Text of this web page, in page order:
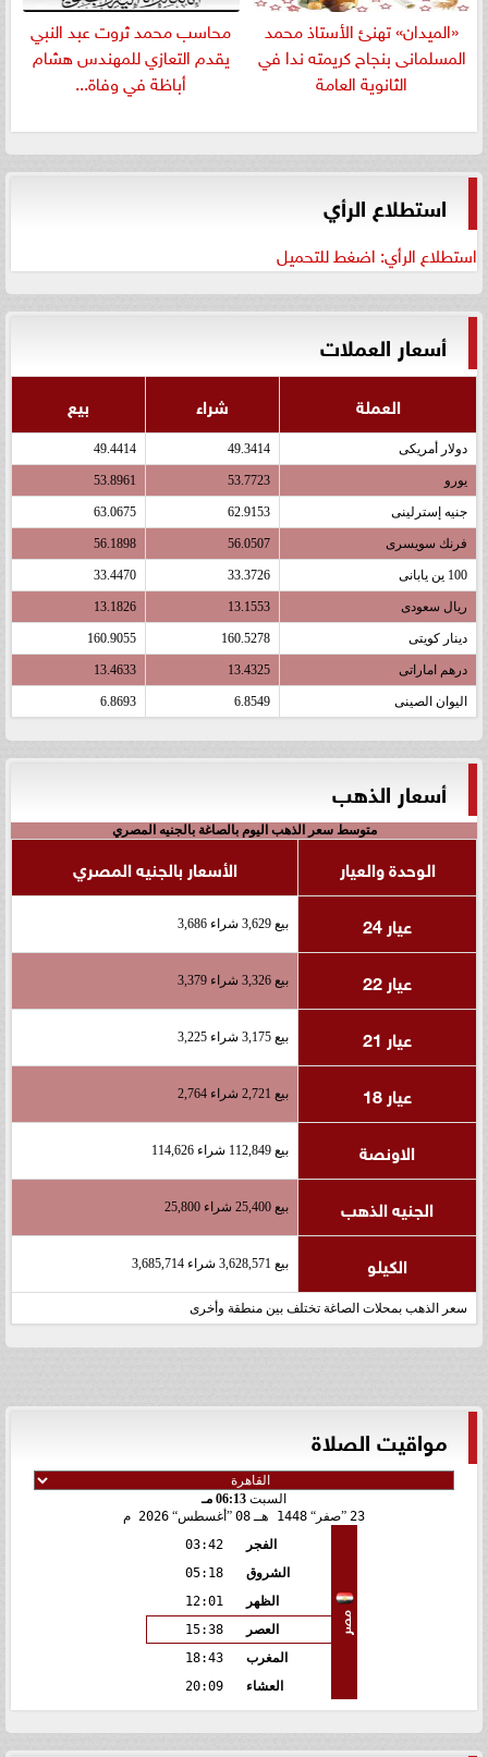
«الميدان» تهنئ الأستاذ محمد
المسلمانى بنجاح كريمته ندا في
الثانوية العامة
​محاسب محمد ثروت عبد النبي
يقدم التعازي للمهندس هشام
أباظة في وفاة...
استطلاع الرأي
استطلاع الرأي: اضغط للتحميل
أسعار العملات
العملة شراء بيع
دولار أمريكى 49.3414
49.4414
يورو 53.7723
53.8961
جنيه إسترلينى 62.9153
63.0675
فرنك سويسرى 56.0507
56.1898
100 ين يابانى 33.3726
33.4470
ريال سعودى 13.1553
13.1826
دينار كويتى 160.5278
160.9055
درهم اماراتى 13.4325
13.4633
اليوان الصينى 6.8549
6.8693
أسعار الذهب
متوسط سعر الذهب اليوم بالصاغة بالجنيه المصري
الوحدة والعيار
الأسعار بالجنيه المصري
عيار 24
بيع 3,629 شراء 3,686
عيار 22 بيع 3,326 شراء 3,379
عيار 21 بيع 3,175 شراء 3,225
عيار 18 بيع 2,721 شراء 2,764
الاونصة بيع 112,849 شراء 114,626
الجنيه الذهب بيع 25,400 شراء 25,800
الكيلو بيع 3,628,571 شراء 3,685,714
سعر الذهب بمحلات الصاغة تختلف بين منطقة وأخرى
مواقيت الصلاة
السبت 06:13 مـ
23 صفر 1448 هـ 08 أغسطس 2026 م
مصر
الفجر
03:42
الشروق
05:18
الظهر
12:01
العصر
15:38
المغرب
18:43
العشاء
20:09